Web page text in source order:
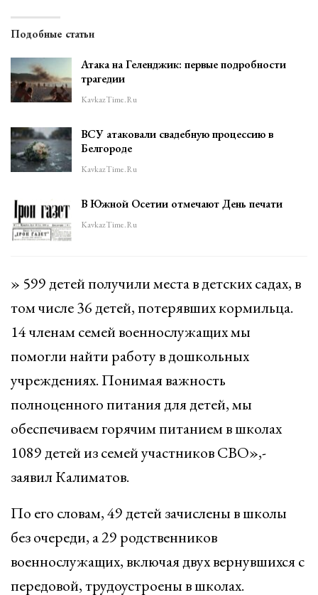
Подобные статьи
Атака на Геленджик: первые подробности
трагедии
KavkazTime.ru
ВСУ атаковали свадебную процессию в
Белгороде
KavkazTime.ru
В Южной Осетии отмечают День печати
KavkazTime.ru
» 599 детей получили места в детских садах, в
том числе 36 детей, потерявших кормильца.
14 членам семей военнослужащих мы
помогли найти работу в дошкольных
учреждениях. Понимая важность
полноценного питания для детей, мы
обеспечиваем горячим питанием в школах
1089 детей из семей участников СВО»,-
заявил Калиматов.
По его словам, 49 детей зачислены в школы
без очереди, а 29 родственников
военнослужащих, включая двух вернувшихся с
передовой, трудоустроены в школах.